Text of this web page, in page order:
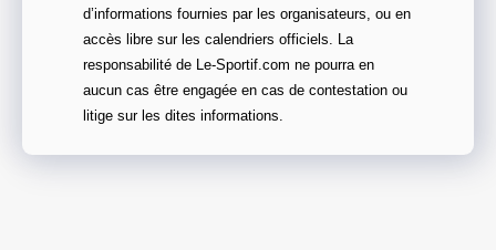
d’informations fournies par les organisateurs, ou en
accès libre sur les calendriers officiels. La
responsabilité de Le-Sportif.com ne pourra en
aucun cas être engagée en cas de contestation ou
litige sur les dites informations.